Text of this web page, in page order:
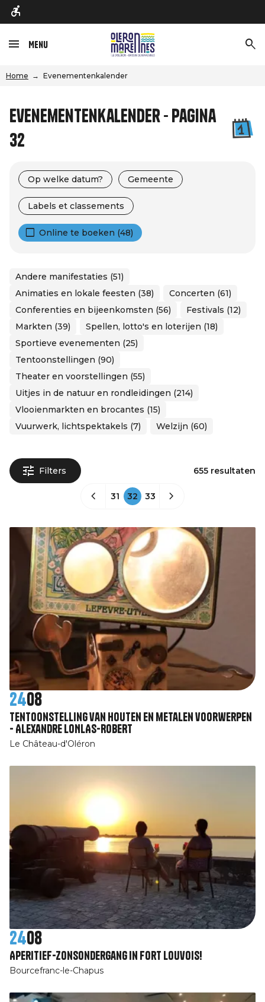
Menu
Home Evenementenkalender
Evenementenkalender - Pagina
32
Op welke datum? Gemeente
Labels et classements
Online te boeken (48)
Andere manifestaties (51)
Animaties en lokale feesten (38)
Concerten (61)
Conferenties en bijeenkomsten (56)
Festivals (12)
Markten (39)
Spellen, lotto's en loterijen (18)
Sportieve evenementen (25)
Tentoonstellingen (90)
Theater en voorstellingen (55)
Uitjes in de natuur en rondleidingen (214)
Vlooienmarkten en brocantes (15)
Vuurwerk, lichtspektakels (7)
Welzijn (60)
Filters 655 resultaten
31 32 33
2408
Tentoonstelling van houten en metalen voorwerpen
- Alexandre LONLAS-ROBERT
Le Château-d'Oléron
2408
Aperitief-zonsondergang in Fort Louvois!
Bourcefranc-le-Chapus